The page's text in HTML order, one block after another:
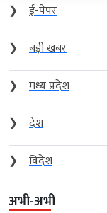
❯
ई-पेपर
❯
बड़ी खबर
❯
मध्य प्रदेश
❯
देश
❯
विदेश
अभी-अभी